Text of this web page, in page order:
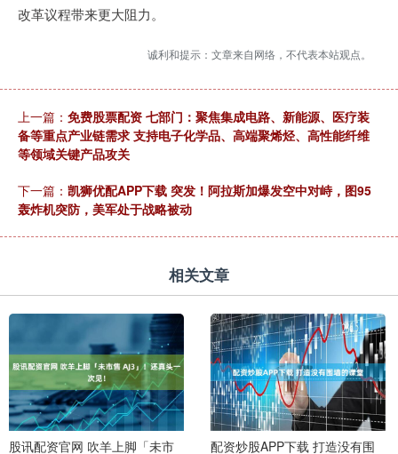
改革议程带来更大阻力。
诚利和提示：文章来自网络，不代表本站观点。
上一篇： 免费股票配资 七部门：聚焦集成电路、新能源、医疗装
备等重点产业链需求 支持电子化学品、高端聚烯烃、高性能纤维
等领域关键产品攻关
下一篇： 凯狮优配APP下载 突发！阿拉斯加爆发空中对峙，图95
轰炸机突防，美军处于战略被动
相关文章
股讯配资官网 吹羊上脚「未市
配资炒股APP下载 打造没有围